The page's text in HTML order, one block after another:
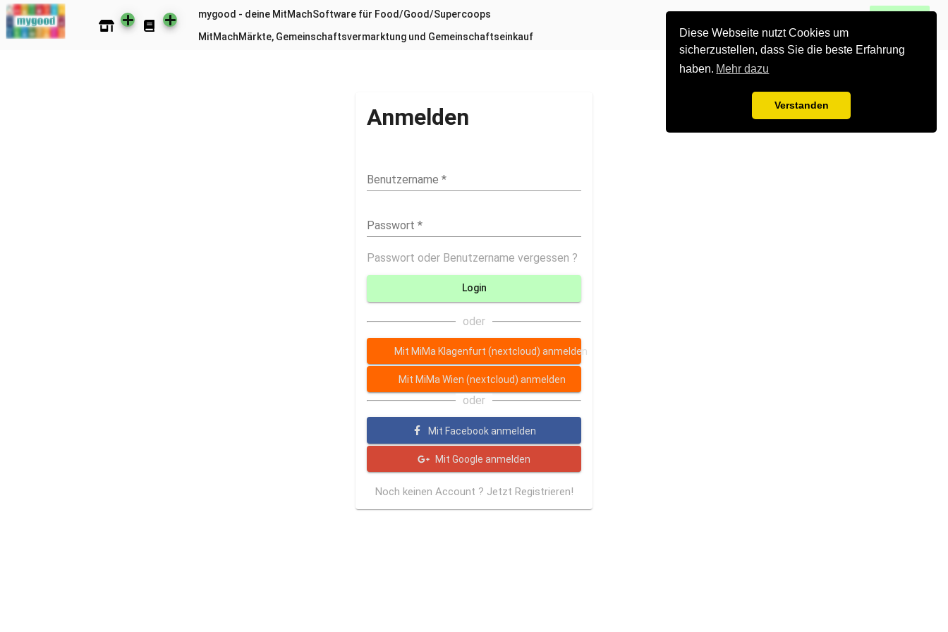
mygood - deine MitMachSoftware für Food/Good/Supercoops
MitMachMärkte, Gemeinschaftsvermarktung und Gemeinschaftseinkauf
Anmelden
Benutzername *
Passwort *
Passwort oder Benutzername vergessen ?
Login
oder
Mit MiMa Klagenfurt (nextcloud) anmelden
Mit MiMa Wien (nextcloud) anmelden
oder
Mit Facebook anmelden
Mit Google anmelden
Noch keinen Account ? Jetzt Registrieren!
Diese Webseite nutzt Cookies um
sicherzustellen, dass Sie die beste Erfahrung
haben. Mehr dazu
Verstanden